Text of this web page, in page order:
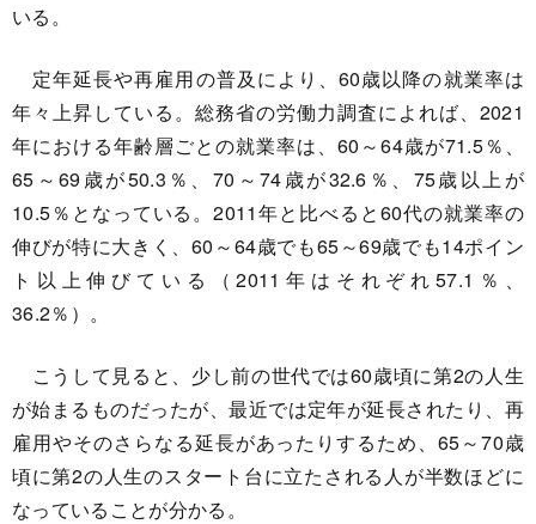
いる。
定年延長や再雇用の普及により、60歳以降の就業率は
年々上昇している。総務省の労働力調査によれば、2021
年における年齢層ごとの就業率は、60～64歳が71.5％、
65～69歳が50.3％、70～74歳が32.6％、75歳以上が
10.5％となっている。2011年と比べると60代の就業率の
伸びが特に大きく、60～64歳でも65～69歳でも14ポイン
ト以上伸びている（2011年はそれぞれ57.1％、
36.2％）。
こうして見ると、少し前の世代では60歳頃に第2の人生
が始まるものだったが、最近では定年が延長されたり、再
雇用やそのさらなる延長があったりするため、65～70歳
頃に第2の人生のスタート台に立たされる人が半数ほどに
なっていることが分かる。